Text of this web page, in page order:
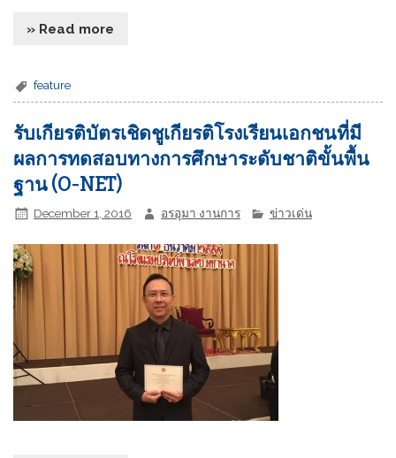
» Read more
feature
รับเกียรติบัตรเชิดชูเกียรติโรงเรียนเอกชนที่มี
ผลการทดสอบทางการศึกษาระดับชาติขั้นพื้น
ฐาน (O-NET)
December 1, 2016 อรอุมา งานการ ข่าวเด่น